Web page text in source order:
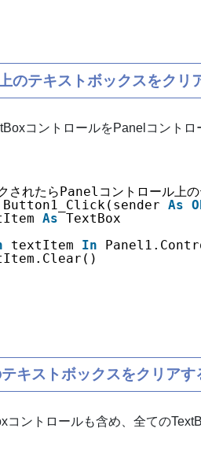
のテキストボックスをクリ
コントロールをPanelコント
されたらPanelコントロール上
Button1_Click(sender As
As TextBox
textItem In
テキストボックスをクリアす
コントロールも含め、全ての